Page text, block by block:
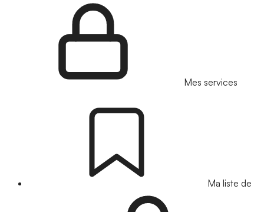
Mes services
Ma liste de